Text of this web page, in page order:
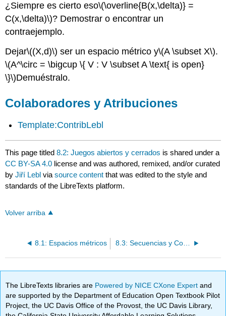
¿Siempre es cierto eso\(\overline{B(x,\delta)} =
C(x,\delta)\)? Demostrar o encontrar un
contraejemplo.
Dejar\((X,d)\) ser un espacio métrico y\(A \subset X\).
\(A^\circ = \bigcup \{ V : V \subset A \text{ is open}
\}\)Demuéstralo.
Colaboradores y Atribuciones
Template:ContribLebl
This page titled8.2: Juegos abiertos y cerrados is shared under a
CC BY-SA 4.0 license and was authored, remixed, and/or curated
byJiří Lebl viasource content that was edited to the style and
standards of the LibreTexts platform.
Volver arriba
8.1: Espacios métricos 8.3: Secuencias y Convergencia
The LibreTexts libraries are Powered by NICE CXone Expertand
are supported by the Department of Education Open Textbook Pilot
Project, the UC Davis Office of the Provost, the UC Davis Library,